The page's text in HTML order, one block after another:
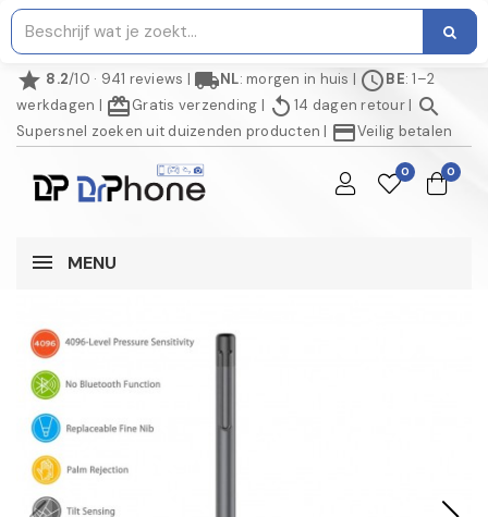
star 8.2/10 · 941 reviews | local_shippingNL: morgen in huis | scheduleBE: 1–2
werkdagen | redeemGratis verzending | replay 14 dagen retour| search
Supersnel zoeken uit duizenden producten | credit_cardVeilig betalen
0 0
MENU